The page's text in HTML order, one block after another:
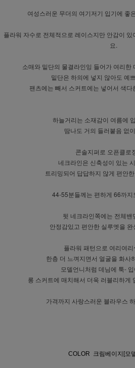
여성스러운 무더의 여기저기 입기에 좋
플라워 자수로 전체적으로 레이스지만 안감이
요.
소매와 밑단의 물결라인잉 들어가 여리한
밑단은 하의에 넣지 않아도 예
팬츠에는 빼서 스커트에는 넣어서 색
하늘거리는 소재감이 여름에
땀나도 거의 들러붙음 없
콘솔지퍼로 오픈클로
네크라인은 신축성이 있는
트리밍되어 답답하지 않게 편안
44-55분들께는 편하게 66까지
뒷 네크라인쪽에는 전체밴
안정감있고 편안한 실루엣을 완
플라워 패턴으로 여리여
한층 더 느껴지면서 얼굴을 화사
모델언니처럼 데님에 툭-
롱 스커트에 매치해서 더욱 러블리하게
가격까지 사랑스러운 블라우스
COLOR 크림베이지[모